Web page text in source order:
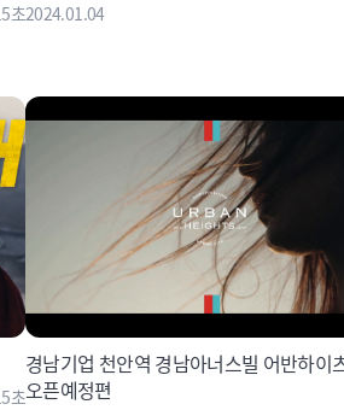
초2024.01.04
초
경남기업 천안역 경남아너스빌 어반하이
오픈예정편